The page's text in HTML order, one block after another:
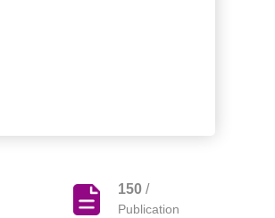
150 /
Publication